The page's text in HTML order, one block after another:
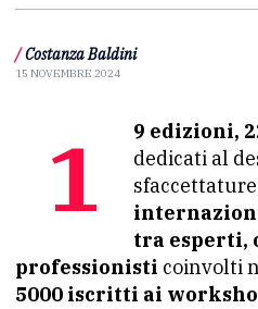
/ Costanza Baldini
15 NOVEMBRE 2024
19 edizioni,
dedicati al
tra esperti,
professionisti coinvolti
5000 iscritti ai